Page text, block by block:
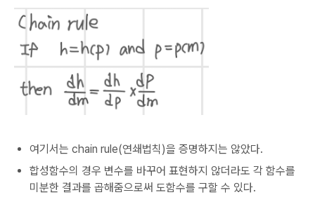
여기서는 chain rule(연쇄법칙)을 증명하지는 않았다.
합성함수의 경우 변수를 바꾸어 표현하지 않더라도 각 함수를
미분한 결과를 곱해줌으로써 도함수를 구할 수 있다.